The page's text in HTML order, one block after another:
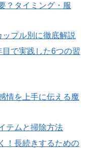
？タイミング・服
プル別に徹底解説
で実践した6つの習
情を上手に伝える魔
テムと掃除方法
！長続きするための